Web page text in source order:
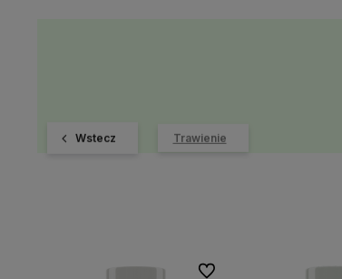
Wstecz Trawienie
Do ulubionych